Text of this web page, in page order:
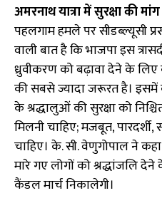
अमरनाथ यात्रा में सुरक्षा की मांग
पहलगाम हमले पर सीडब्ल्यूसी
वाली बात है कि भाजपा इस
ध्रुवीकरण को बढ़ावा देने के
की सबसे ज्यादा जरूरत है। इसमें
के श्रद्धालुओं की सुरक्षा को
मिलनी चाहिए; मजबूत,
चाहिए। के. सी. वेणुगोपाल ने
मारे गए लोगों को श्रद्धांजलि
कैंडल मार्च निकालेगी।